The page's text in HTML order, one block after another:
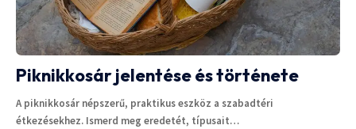
Piknikkosár jelentése és története
A piknikkosár népszerű, praktikus eszköz a szabadtéri
étkezésekhez. Ismerd meg eredetét, típusait…